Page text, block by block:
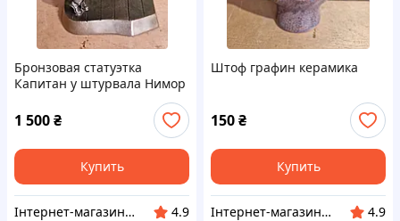
Бронзовая статуэтка
Капитан у штурвала Нимор
1 500₴
Купить
Інтернет-магазин Сувенір
4.9
Штоф графин керамика
150₴
Купить
Інтернет-магазин Сувенір
4.9